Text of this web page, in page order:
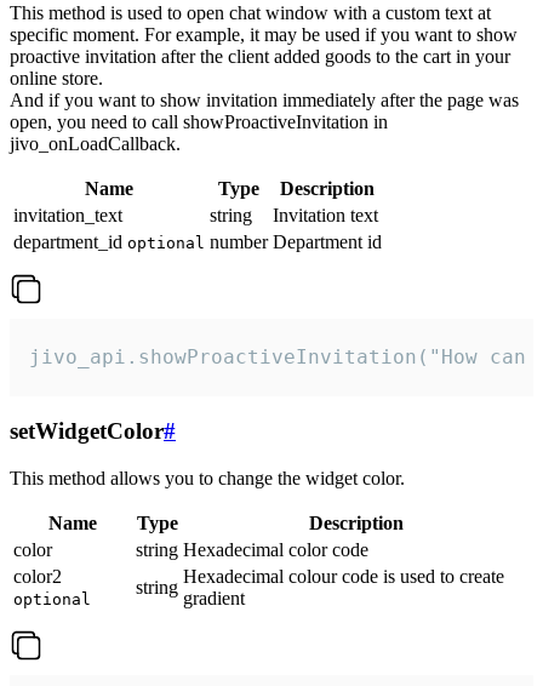
This method is used to open chat window with a custom text at
specific moment. For example, it may be used if you want to show
proactive invitation after the client added goods to the cart in your
online store.
And if you want to show invitation immediately after the page was
open, you need to call showProactiveInvitation in
jivo_onLoadCallback.
Name Type
Description
invitation_text
string
Invitation text
department_id optional number Department id
jivo_api.showProactiveInvitation("How
setWidgetColor#
This method allows you to change the widget color.
Name Type
Description
color
string Hexadecimal color code
color2
optional
string
Hexadecimal colour code is used to create
gradient